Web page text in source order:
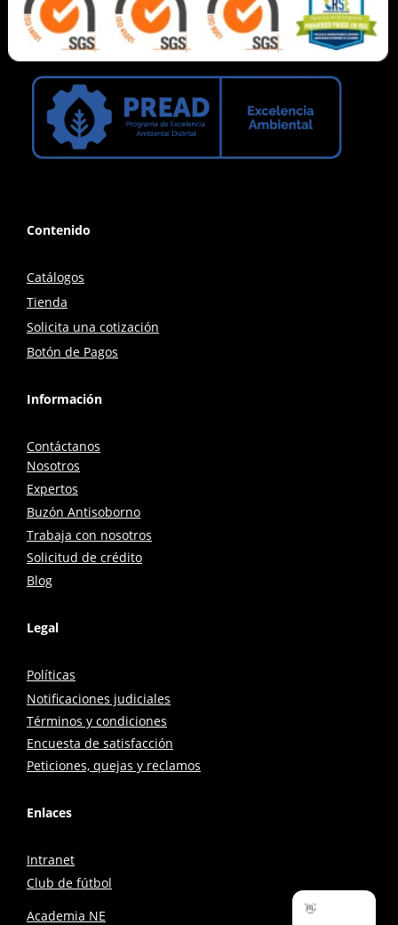
Contenido
Catálogos
Tienda
Solicita una cotización
Botón de Pagos
Información
Contáctanos
Nosotros
Expertos
Buzón Antisoborno
Trabaja con nosotros
Solicitud de crédito
Blog
Legal
Políticas
Notificaciones judiciales
Términos y condiciones
Encuesta de satisfacción
Peticiones, quejas y reclamos
Enlaces
Intranet
Club de fútbol
Academia NE
👋